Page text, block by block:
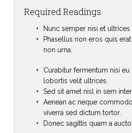
Required Readings
Nunc semper nisi et ultrices
Phasellus non eros quis
non urna.
Curabitur fermentum nisi
lobortis velit ultrices.
Sed sit amet nisl in sem
Aenean ac neque
viverra sed dictum tortor.
Donec sagittis quam a